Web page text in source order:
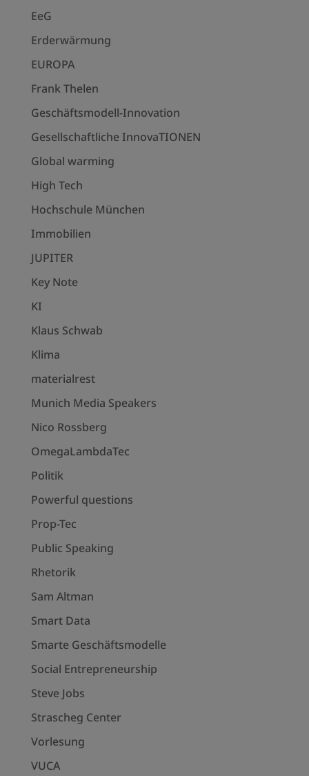
EeG
Erderwärmung
EUROPA
Frank Thelen
Geschäftsmodell-Innovation
Gesellschaftliche InnovaTIONEN
Global warming
High Tech
Hochschule München
Immobilien
JUPITER
Key Note
KI
Klaus Schwab
Klima
materialrest
Munich Media Speakers
Nico Rossberg
OmegaLambdaTec
Politik
Powerful questions
Prop-Tec
Public Speaking
Rhetorik
Sam Altman
Smart Data
Smarte Geschäftsmodelle
Social Entrepreneurship
Steve Jobs
Strascheg Center
Vorlesung
VUCA